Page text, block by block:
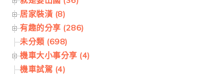
居家裝潢 (8)
有趣的分享 (286)
未分類 (698)
機車大小事分享 (4)
機車試駕 (4)